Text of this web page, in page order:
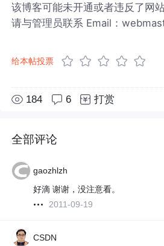
该博客可能未开通或者违反了网
请与管理员联系 Email：
给本帖投票
184 6 打赏
全部评论
gaozhlzh
好滴 谢谢，没注意看。
2011-09-19
CSDN